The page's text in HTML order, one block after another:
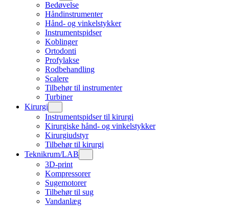
Bedøvelse
Håndinstrumenter
Hånd- og vinkelstykker
Instrumentspidser
Koblinger
Ortodonti
Profylakse
Rodbehandling
Scalere
Tilbehør til instrumenter
Turbiner
Kirurgi
Instrumentspidser til kirurgi
Kirurgiske hånd- og vinkelstykker
Kirurgiudstyr
Tilbehør til kirurgi
Teknikrum/LAB
3D-print
Kompressorer
Sugemotorer
Tilbehør til sug
Vandanlæg